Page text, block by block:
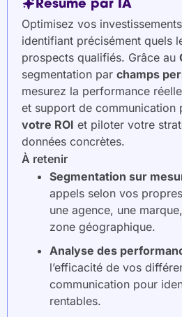
Résumé par IA
Optimisez vos
identifiant précisément quels
prospects qualifiés. Grâce au
segmentation par champs
mesurez la performance
et support de communication
votre ROI et piloter votre
données concrètes.
À retenir
Segmentation sur
appels selon vos
une agence, une
zone géographique.
Analyse des
l’efficacité de vos
communication pour
rentables.